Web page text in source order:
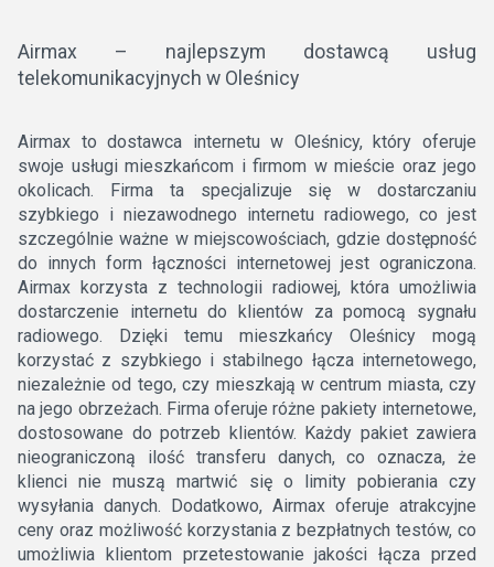
Airmax – najlepszym dostawcą usług
telekomunikacyjnych w Oleśnicy
Airmax to dostawca internetu w Oleśnicy, który oferuje
swoje usługi mieszkańcom i firmom w mieście oraz jego
okolicach. Firma ta specjalizuje się w dostarczaniu
szybkiego i niezawodnego internetu radiowego, co jest
szczególnie ważne w miejscowościach, gdzie dostępność
do innych form łączności internetowej jest ograniczona.
Airmax korzysta z technologii radiowej, która umożliwia
dostarczenie internetu do klientów za pomocą sygnału
radiowego. Dzięki temu mieszkańcy Oleśnicy mogą
korzystać z szybkiego i stabilnego łącza internetowego,
niezależnie od tego, czy mieszkają w centrum miasta, czy
na jego obrzeżach. Firma oferuje różne pakiety internetowe,
dostosowane do potrzeb klientów. Każdy pakiet zawiera
nieograniczoną ilość transferu danych, co oznacza, że
klienci nie muszą martwić się o limity pobierania czy
wysyłania danych. Dodatkowo, Airmax oferuje atrakcyjne
ceny oraz możliwość korzystania z bezpłatnych testów, co
umożliwia klientom przetestowanie jakości łącza przed